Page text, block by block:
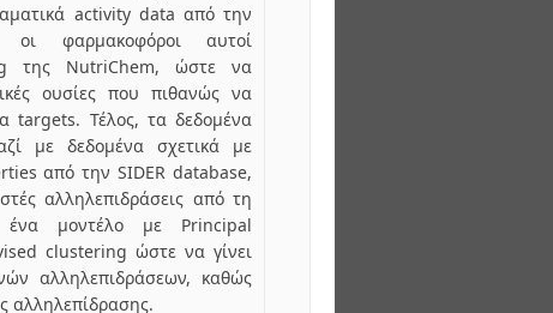
activity data από την
φαρμακοφόροι αυτοί
της NutriChem, ώστε να
ουσίες που πιθανώς να
targets. Τέλος, τα δεδομένα
με δεδομένα σχετικά με
από την SIDER database,
αλληλεπιδράσεις από τη
μοντέλο με Principal
clustering ώστε να γίνει
αλληλεπιδράσεων, καθώς
αλληλεπίδρασης.